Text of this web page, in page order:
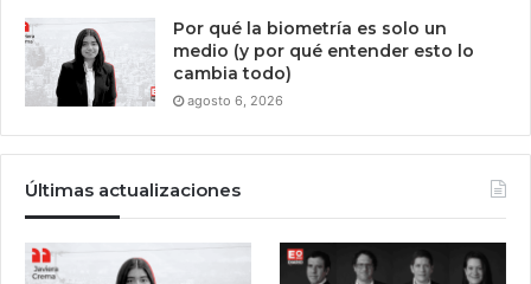
Por qué la biometría es solo un
medio (y por qué entender esto lo
cambia todo)
agosto 6, 2026
Últimas actualizaciones